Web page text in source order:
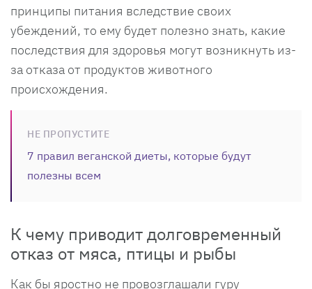
принципы питания вследствие своих
убеждений, то ему будет полезно знать, какие
последствия для здоровья могут возникнуть из-
за отказа от продуктов животного
происхождения.
НЕ ПРОПУСТИТЕ
7 правил веганской диеты, которые будут
полезны всем
К чему приводит долговременный
отказ от мяса, птицы и рыбы
Как бы яростно не провозглашали гуру